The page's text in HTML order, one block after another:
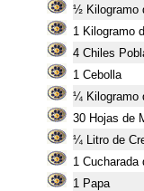
½ Kilogramo
1 Kilogramo
4 Chiles
1 Cebolla
¼ Kilogramo
30 Hojas de
¼ Litro de
1 Cucharada
1 Papa